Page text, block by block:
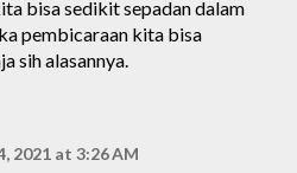
bisa sedikit sepadan dalam
pembicaraan kita bisa
sih alasannya.
2021 at 3:26 AM